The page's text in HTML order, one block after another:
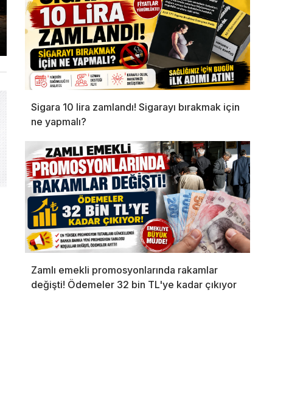
Sigara 10 lira zamlandı! Sigarayı bırakmak için
ne yapmalı?
Zamlı emekli promosyonlarında rakamlar
değişti! Ödemeler 32 bin TL'ye kadar çıkıyor